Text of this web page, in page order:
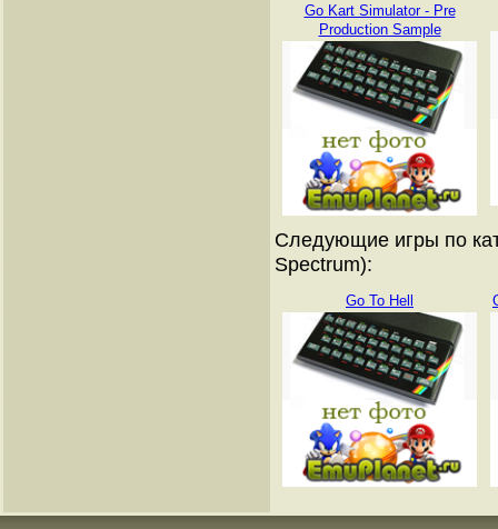
Go Kart Simulator - Pre
Production Sample
Следующие игры по
Spectrum):
Go To Hell